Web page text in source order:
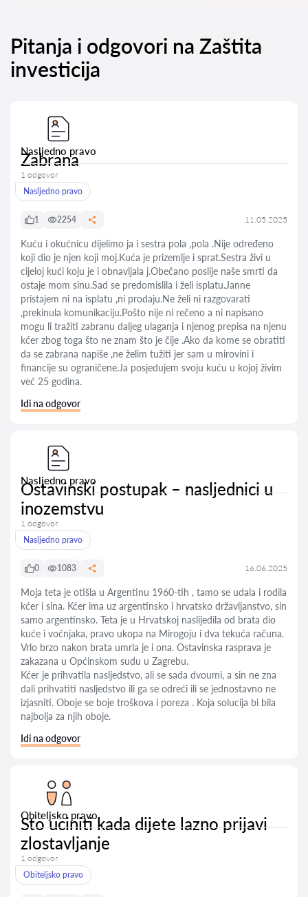
Pitanja i odgovori na Zaštita
investicija
Nasljedno pravo
Zabrana
1 odgovor
Nasljedno pravo
1 2254 11.05.2025
Kuću i okućnicu dijelimo ja i sestra pola ,pola .Nije određeno
koji dio je njen koji moj.Kuća je prizemlje i sprat.Sestra živi u
cijeloj kući koju je i obnavljala j.Obečano poslije naše smrti da
ostaje mom sinu.Sad se predomislila i želi isplatu.Janne
pristajem ni na isplatu ,ni prodaju.Ne želi ni razgovarati
,prekinula komunikaciju.Pošto nije ni rečeno a ni napisano
mogu li tražiti zabranu daljeg ulaganja i njenog prepisa na njenu
kćer zbog toga što ne znam što je čije .Ako da kome se obratiti
da se zabrana napiše ,ne želim tužiti jer sam u mirovini i
financije su ograničene.Ja posjedujem svoju kuću u kojoj živim
već 25 godina.
Idi na odgovor
Nasljedno pravo
Ostavinski postupak – nasljednici u
inozemstvu
1 odgovor
Nasljedno pravo
0 1083 16.06.2025
Moja teta je otišla u Argentinu 1960-tih , tamo se udala i rodila
kćer i sina. Kćer ima uz argentinsko i hrvatsko državljanstvo, sin
samo argentinsko. Teta je u Hrvatskoj naslijedila od brata dio
kuće i voćnjaka, pravo ukopa na Mirogoju i dva tekuća računa.
Vrlo brzo nakon brata umrla je i ona. Ostavinska rasprava je
zakazana u Općinskom sudu u Zagrebu.
Kćer je prihvatila nasljedstvo, ali se sada dvoumi, a sin ne zna
dali prihvatiti nasljedstvo ili ga se odreći ili se jednostavno ne
izjasniti. Oboje se boje troškova i poreza . Koja solucija bi bila
najbolja za njih oboje.
Idi na odgovor
Obiteljsko pravo
Sto uciniti kada dijete lazno prijavi
zlostavljanje
1 odgovor
Obiteljsko pravo